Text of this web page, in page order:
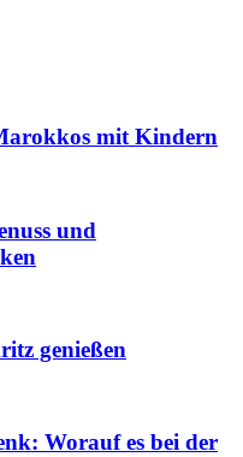
mit Kindern
und
genießen
Worauf es bei der